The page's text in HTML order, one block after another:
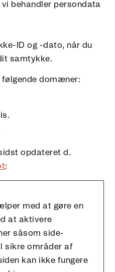
behandler persondata
ID og -dato, når du
samtykke.
domæner:
opdateret d.
:
med at gøre en
at aktivere
såsom side-
sikre områder af
kan ikke fungere